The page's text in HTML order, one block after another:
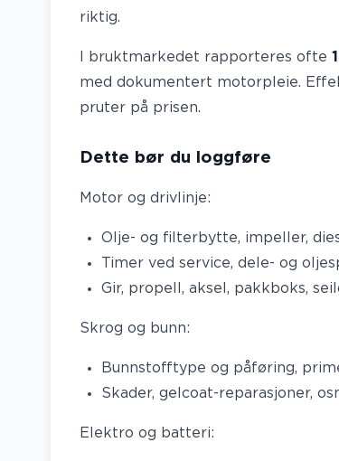
riktig.
I bruktmarkedet rapporteres ofte
med dokumentert motorpleie.
pruter på prisen.
Dette bør du loggføre
Motor og drivlinje:
Olje- og filterbytte, impeller,
Timer ved service, dele- og
Gir, propell, aksel, pakkboks,
Skrog og bunn:
Bunnstofftype og påføring,
Skader, gelcoat-reparasjoner,
Elektro og batteri: